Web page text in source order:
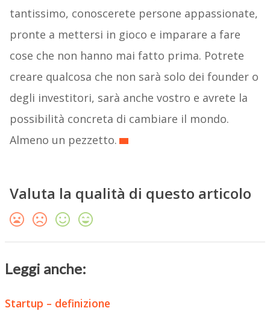
tantissimo, conoscerete persone appassionate,
pronte a mettersi in gioco e imparare a fare
cose che non hanno mai fatto prima. Potrete
creare qualcosa che non sarà solo dei founder o
degli investitori, sarà anche vostro e avrete la
possibilità concreta di cambiare il mondo.
Almeno un pezzetto.
Valuta la qualità di questo articolo
Leggi anche:
Startup – definizione